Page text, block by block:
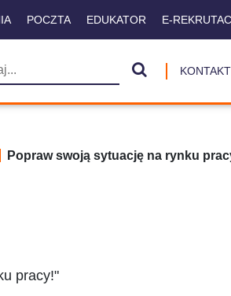
POCZTA EDUKATOR E-
KONTAKT
Popraw swoją sytuację na rynku
pracy!"